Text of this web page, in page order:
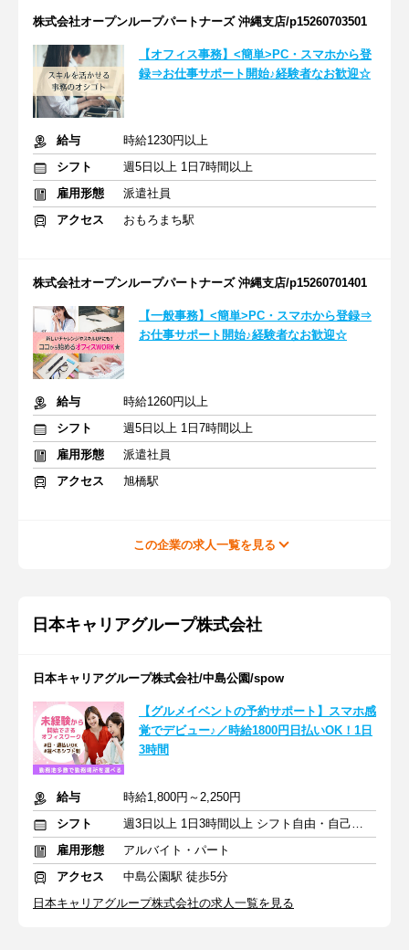
株式会社オープンループパートナーズ 沖縄支店/p15260703501
【オフィス事務】<簡単>PC・スマホから登
録⇒お仕事サポート開始♪経験者なお歓迎☆
給与
時給1230円以上
シフト
週5日以上 1日7時間以上
雇用形態
派遣社員
アクセス
おもろまち駅
株式会社オープンループパートナーズ 沖縄支店/p15260701401
【一般事務】<簡単>PC・スマホから登録⇒
お仕事サポート開始♪経験者なお歓迎☆
給与
時給1260円以上
シフト
週5日以上 1日7時間以上
雇用形態
派遣社員
アクセス
旭橋駅
この企業の求人一覧を見る
日本キャリアグループ株式会社
日本キャリアグループ株式会社/中島公園/spow
【グルメイベントの予約サポート】スマホ感
覚でデビュー♪／時給1800円日払いOK！1日
3時間
給与
時給1,800円～2,250円
シフト
週3日以上 1日3時間以上 シフト自由・自己申告
雇用形態
アルバイト・パート
アクセス
中島公園駅 徒歩5分
日本キャリアグループ株式会社の求人一覧を見る